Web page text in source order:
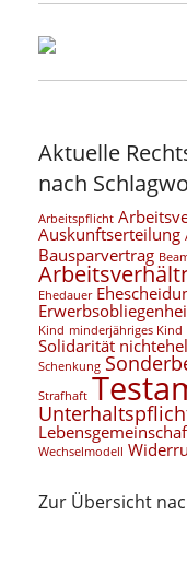
Aktuelle
nach
Arbeitspflicht
Auskunftserteilung
Bausparvertrag
Ehedauer
Kind minderjähriges Kind
Solidarität
Schenkung
Strafhaft
Wechselmodell
Zur Übersicht